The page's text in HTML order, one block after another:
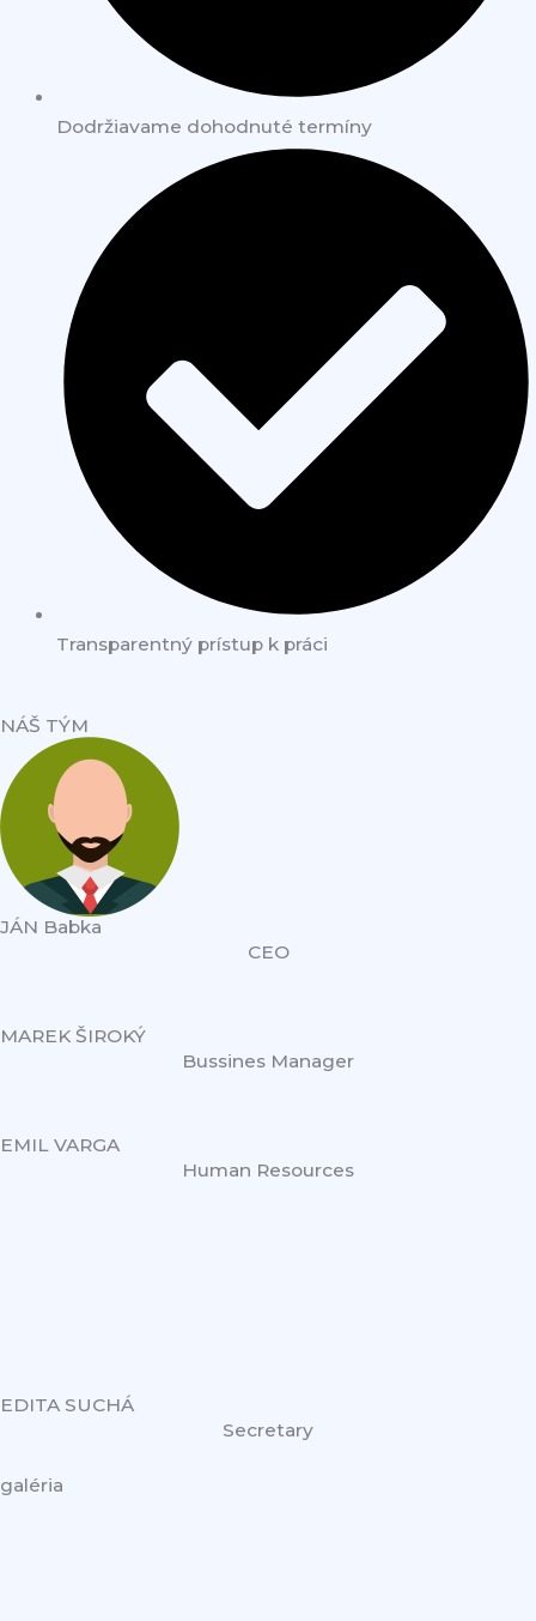
Dodržiavame dohodnuté termíny
Transparentný prístup k práci
NÁŠ TÝM
JÁN Babka
CEO
MAREK ŠIROKÝ
Bussines Manager
EMIL VARGA
Human Resources
EDITA SUCHÁ
Secretary
galéria